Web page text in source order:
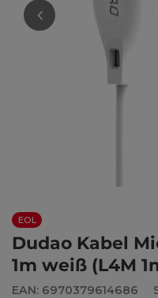
EOL
Dudao Kabel
1m weiß (L4M
EAN: 6970379614686